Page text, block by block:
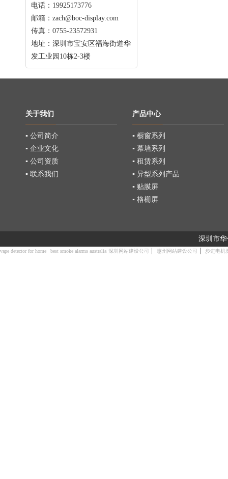
电话：19925173776
邮箱：zach@boc-display.com
传真：0755-23572931
地址：深圳市宝安区福海街道华
发工业园10栋2-3楼
关于我们
▪ 公司简介
▪ 企业文化
▪ 公司资质
▪ 联系我们
产品中心
▪ 橱窗系列
▪ 幕墙系列
▪ 租赁系列
▪ 异型系列产品
▪ 贴膜屏
▪ 格栅屏
深圳市
vape detector for home best smoke alarms australia 深圳网站建设公司 惠州网站建设公司 步进电机